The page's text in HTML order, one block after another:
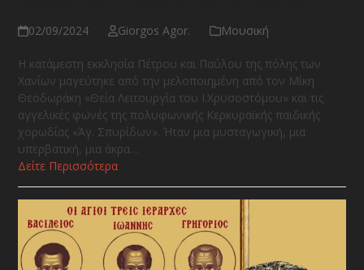
02/09/2024 Giorgos Agor. Μουσική
Η κατάμεστη εκκλησία Πέτρου και Παύλου της πόλης των
Χανίων μαγεύτηκε από την μελοποιημένη από τον Μίκη
Θεοδωράκη «Θεία Λειτουργία του Ι.Χρυσοστόμου» και τις
αγγελικές φωνές της πολυφωνικής Κερκυραϊκής παιδικής
χορωδίας «Άγ. Σπυρίδων». Ήταν μια μυσταγωγική, μια
υπερβατική, μια άκρα…
Δείτε Περισσότερα